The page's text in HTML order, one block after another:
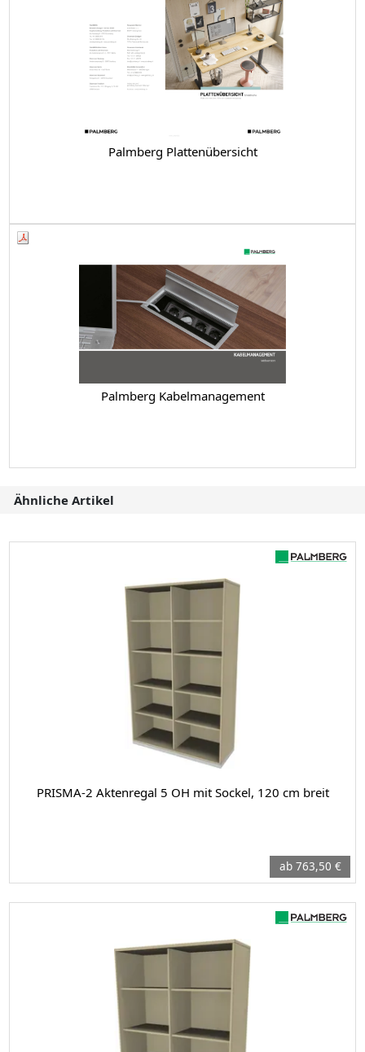
Palmberg Plattenübersicht
Palmberg Kabelmanagement
Ähnliche Artikel
PRISMA-2 Aktenregal 5 OH mit Sockel, 120 cm breit
ab 763,50 €